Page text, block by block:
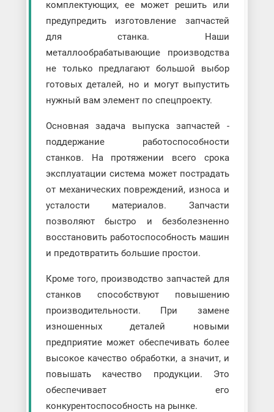
комплектующих, ее может решить или
предупредить изготовление запчастей
для станка. Наши
металлообрабатывающие производства
не только предлагают большой выбор
готовых деталей, но и могут выпустить
нужный вам элемент по спецпроекту.
Основная задача выпуска запчастей -
поддержание работоспособности
станков. На протяжении всего срока
эксплуатации система может пострадать
от механических повреждений, износа и
усталости материалов. Запчасти
позволяют быстро и безболезненно
восстановить работоспособность машин
и предотвратить большие простои.
Кроме того, производство запчастей для
станков способствуют повышению
производительности. При замене
изношенных деталей новыми
предприятие может обеспечивать более
высокое качество обработки, а значит, и
повышать качество продукции. Это
обеспечивает его
конкурентоспособность на рынке.